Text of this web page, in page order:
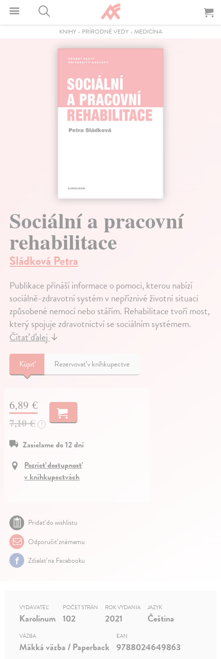
KNIHY- PRÍRODNÉ VEDY- MEDICÍNA
Sociální a pracovní
rehabilitace
Sládková Petra
Publikace přináší informace o pomoci, kterou nabízí
sociálně-zdravotní systém v nepříznivé životní situaci
způsobené nemocí nebo stářím. Rehabilitace tvoří most,
který spojuje zdravotnictví se sociálním systémem.
Čítať ďalej↓
Kúpiť Rezervovať v kníhkupectve
6,89 €
7,10 €
?
Zasielame do 12 dní
Pozrieť dostupnosť
v kníhkupectvách
Pridať do wishlistu
Odporučiť známemu
Zdielať na Facebooku
VYDAVATEĽ
Karolinum
POČET STRÁN
102
ROK VYDANIA
2021
JAZYK
Čeština
VÄZBA
Mäkká väzba / Paperback
EAN
9788024649863